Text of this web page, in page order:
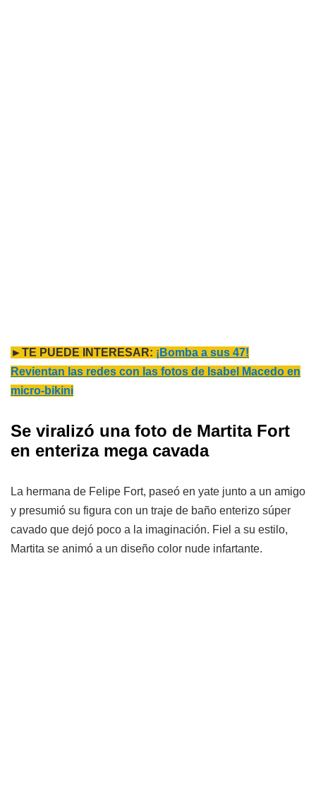
►TE PUEDE INTERESAR: ¡Bomba a sus 47!
Revientan las redes con las fotos de Isabel Macedo en
micro-bikini
Se viralizó una foto de Martita Fort
en enteriza mega cavada
La hermana de Felipe Fort, paseó en yate junto a un amigo
y presumió su figura con un traje de baño enterizo súper
cavado que dejó poco a la imaginación. Fiel a su estilo,
Martita se animó a un diseño color nude infartante.